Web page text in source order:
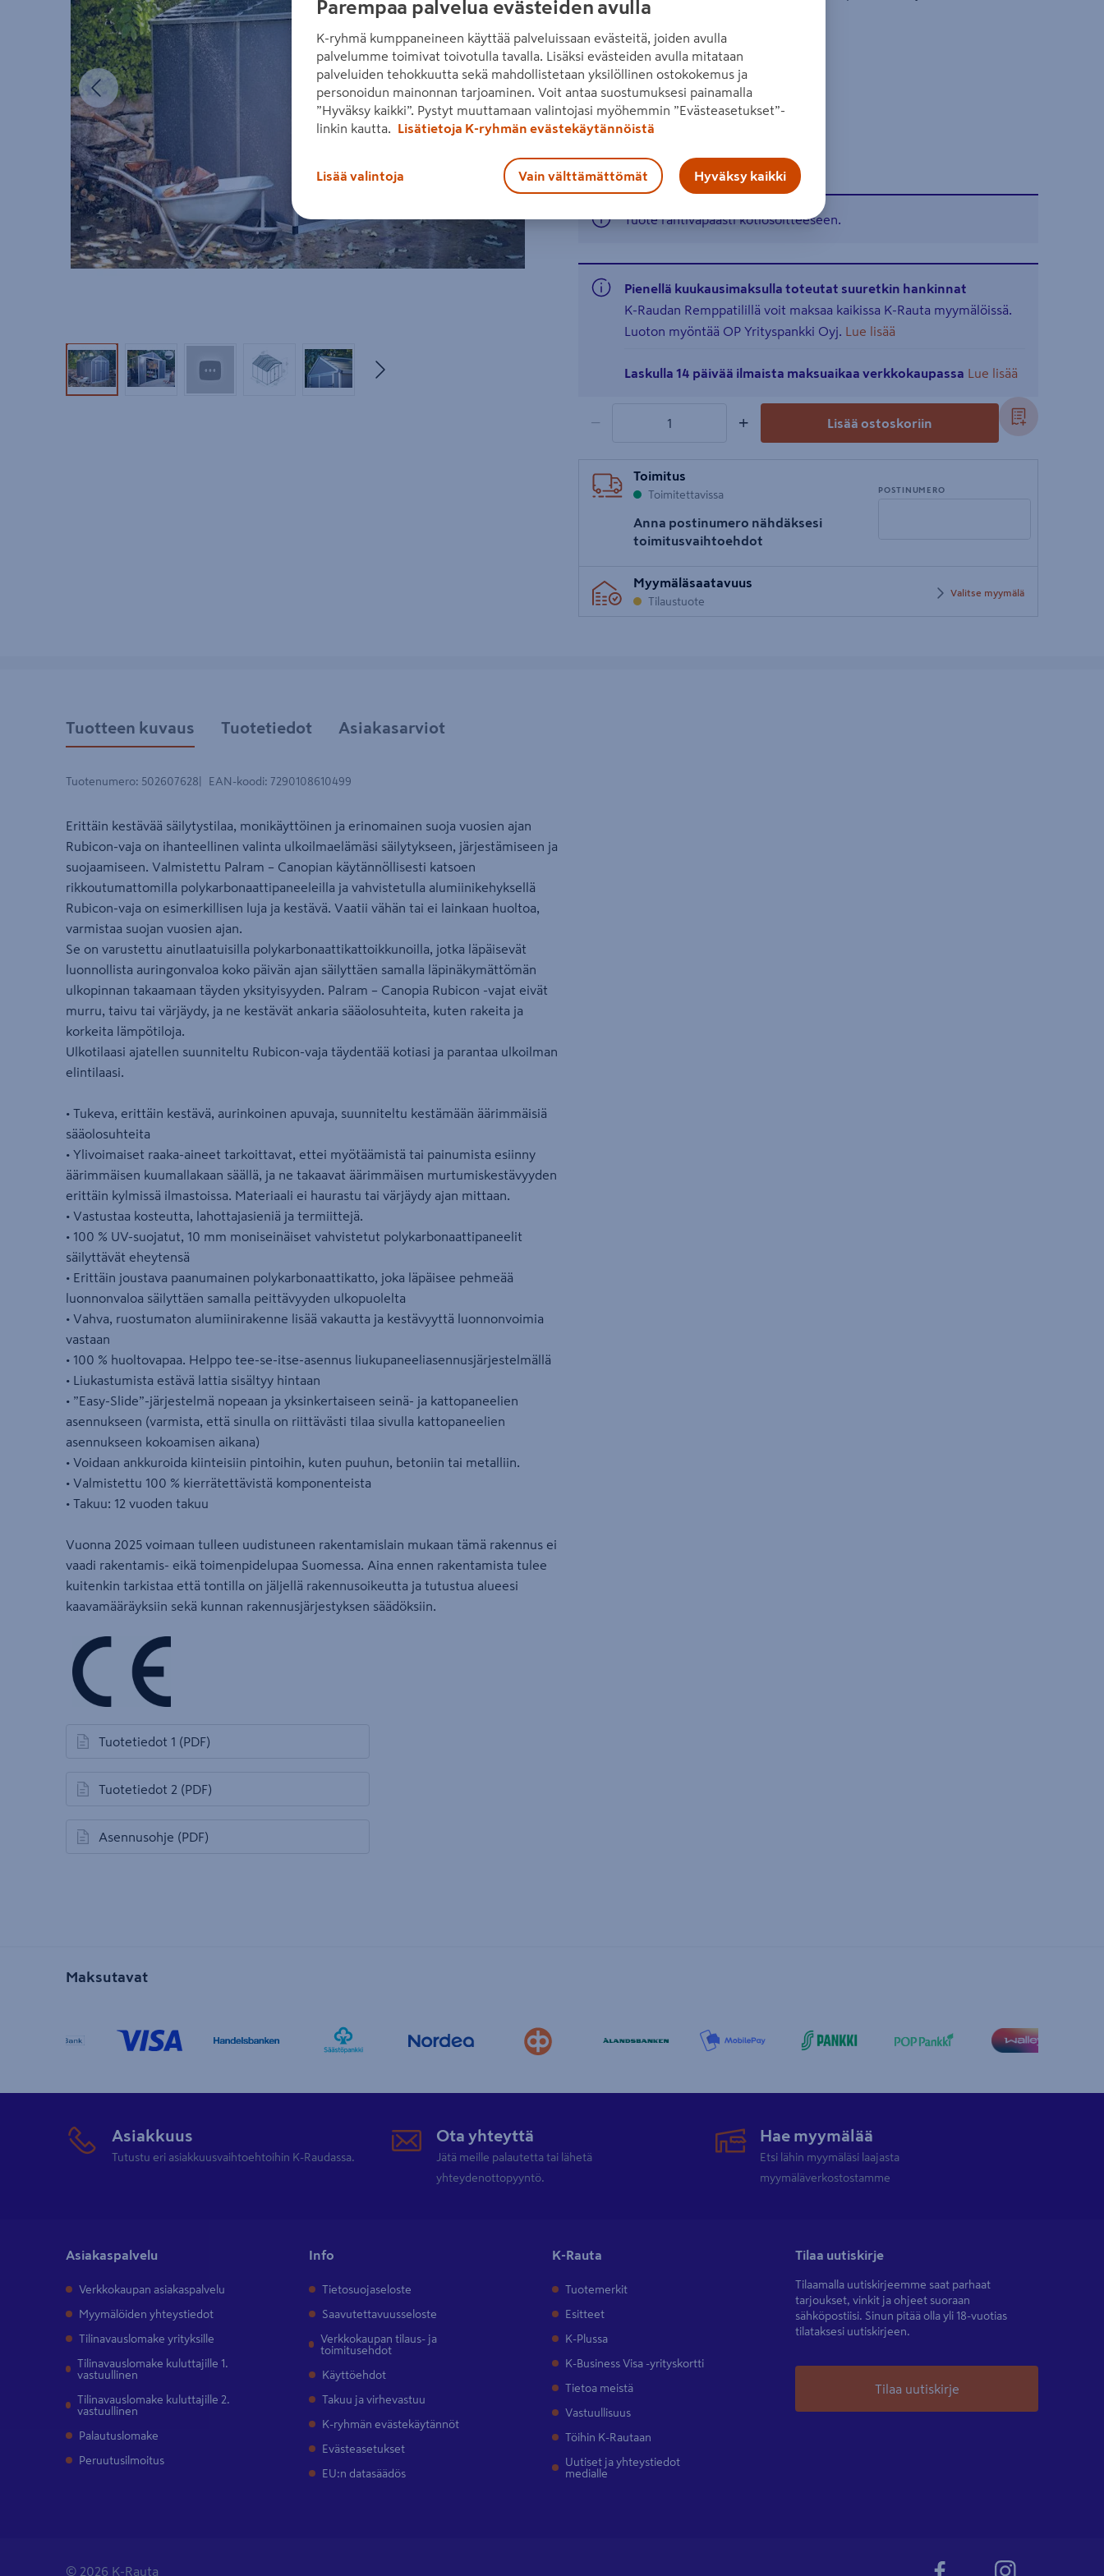
Edellinen Seuraava
Tuotekuva 1Tuotekuva 2Tuotekuva 3Tuotekuva 4Tuotekuva 5
seinä- ja kattopaneelit.
Lue koko tuotekuvaus
Katso liitetiedostot
Hinta verkkokaupassa
Tuote rahtivapaasti kotiosoitteeseen.
Pienellä kuukausimaksulla toteutat suuretkin hankinnat
K-Raudan Remppatilillä voit maksaa kaikissa K-Rauta myymälöissä.
Luoton myöntää OP Yrityspankki Oyj. Lue lisää
Laskulla 14 päivää ilmaista maksuaikaa verkkokaupassa Lue lisää
− + Lisää ostoskoriin
Toimitus
Toimitettavissa
Anna postinumero nähdäksesi
toimitusvaihtoehdot
POSTINUMERO
postinumero
Myymäläsaatavuus
Tilaustuote
Valitse myymälä
Tuotteen kuvaus Tuotetiedot Asiakasarviot
Tuotenumero: 502607628 EAN-koodi: 7290108610499
Erittäin kestävää säilytystilaa, monikäyttöinen ja erinomainen suoja vuosien ajan
Rubicon-vaja on ihanteellinen valinta ulkoilmaelämäsi säilytykseen, järjestämiseen ja
suojaamiseen. Valmistettu Palram – Canopian käytännöllisesti katsoen
rikkoutumattomilla polykarbonaattipaneeleilla ja vahvistetulla alumiinikehyksellä
Rubicon-vaja on esimerkillisen luja ja kestävä. Vaatii vähän tai ei lainkaan huoltoa,
varmistaa suojan vuosien ajan.
Se on varustettu ainutlaatuisilla polykarbonaattikattoikkunoilla, jotka läpäisevät
luonnollista auringonvaloa koko päivän ajan säilyttäen samalla läpinäkymättömän
ulkopinnan takaamaan täyden yksityisyyden. Palram – Canopia Rubicon -vajat eivät
murru, taivu tai värjäydy, ja ne kestävät ankaria sääolosuhteita, kuten rakeita ja
korkeita lämpötiloja.
Ulkotilaasi ajatellen suunniteltu Rubicon-vaja täydentää kotiasi ja parantaa ulkoilman
elintilaasi.
• Tukeva, erittäin kestävä, aurinkoinen apuvaja, suunniteltu kestämään äärimmäisiä
sääolosuhteita
• Ylivoimaiset raaka-aineet tarkoittavat, ettei myötäämistä tai painumista esiinny
äärimmäisen kuumallakaan säällä, ja ne takaavat äärimmäisen murtumiskestävyyden
erittäin kylmissä ilmastoissa. Materiaali ei haurastu tai värjäydy ajan mittaan.
• Vastustaa kosteutta, lahottajasieniä ja termiittejä.
• 100 % UV-suojatut, 10 mm moniseinäiset vahvistetut polykarbonaattipaneelit
säilyttävät eheytensä
• Erittäin joustava paanumainen polykarbonaattikatto, joka läpäisee pehmeää
luonnonvaloa säilyttäen samalla peittävyyden ulkopuolelta
• Vahva, ruostumaton alumiinirakenne lisää vakautta ja kestävyyttä luonnonvoimia
vastaan
• 100 % huoltovapaa. Helppo tee-se-itse-asennus liukupaneeliasennusjärjestelmällä
• Liukastumista estävä lattia sisältyy hintaan
• ”Easy-Slide”-järjestelmä nopeaan ja yksinkertaiseen seinä- ja kattopaneelien
asennukseen (varmista, että sinulla on riittävästi tilaa sivulla kattopaneelien
asennukseen kokoamisen aikana)
• Voidaan ankkuroida kiinteisiin pintoihin, kuten puuhun, betoniin tai metalliin.
• Valmistettu 100 % kierrätettävistä komponenteista
• Takuu: 12 vuoden takuu
Vuonna 2025 voimaan tulleen uudistuneen rakentamislain mukaan tämä rakennus ei
vaadi rakentamis- eikä toimenpidelupaa Suomessa. Aina ennen rakentamista tulee
kuitenkin tarkistaa että tontilla on jäljellä rakennusoikeutta ja tutustua alueesi
kaavamääräyksiin sekä kunnan rakennusjärjestyksen säädöksiin.
Tuotetiedot 1 (PDF)
avautuu uuteen välilehteen
Tuotetiedot 2 (PDF)
avautuu uuteen välilehteen
Asennusohje (PDF)
avautuu uuteen välilehteen
Maksutavat
Asiakkuus
Tutustu eri asiakkuusvaihtoehtoihin K-Raudassa.
Ota yhteyttä
Jätä meille palautetta tai lähetä
yhteydenottopyyntö.
Hae myymälää
Etsi lähin myymäläsi laajasta
myymäläverkostostamme
Asiakaspalvelu
Verkkokaupan asiakaspalvelu
Myymälöiden yhteystiedot
Tilinavauslomake yrityksille
Tilinavauslomake kuluttajille 1.
vastuullinen
Tilinavauslomake kuluttajille 2.
vastuullinen
Palautuslomake
Peruutusilmoitus
Info
Tietosuojaseloste
Saavutettavuusseloste
Verkkokaupan tilaus- ja
toimitusehdot
Käyttöehdot
Takuu ja virhevastuu
K-ryhmän evästekäytännöt
Evästeasetukset
EU:n datasäädös
K-Rauta
Tuotemerkit
Esitteet
K-Plussa
K-Business Visa -yrityskortti
Tietoa meistä
Vastuullisuus
Töihin K-Rautaan
Uutiset ja yhteystiedot
medialle
Tilaa uutiskirje
Tilaamalla uutiskirjeemme saat parhaat
tarjoukset, vinkit ja ohjeet suoraan
sähköpostiisi. Sinun pitää olla yli 18-vuotias
tilataksesi uutiskirjeen.
Tilaa uutiskirje
© 2026 K-Rauta
Parempaa palvelua evästeiden avulla
K-ryhmä kumppaneineen käyttää palveluissaan evästeitä, joiden avulla
palvelumme toimivat toivotulla tavalla. Lisäksi evästeiden avulla mitataan
palveluiden tehokkuutta sekä mahdollistetaan yksilöllinen ostokokemus ja
personoidun mainonnan tarjoaminen. Voit antaa suostumuksesi painamalla
”Hyväksy kaikki”. Pystyt muuttamaan valintojasi myöhemmin ”Evästeasetukset”-
linkin kautta.
Lisätietoja K-ryhmän evästekäytännöistä
Lisää valintoja Vain välttämättömät Hyväksy kaikki